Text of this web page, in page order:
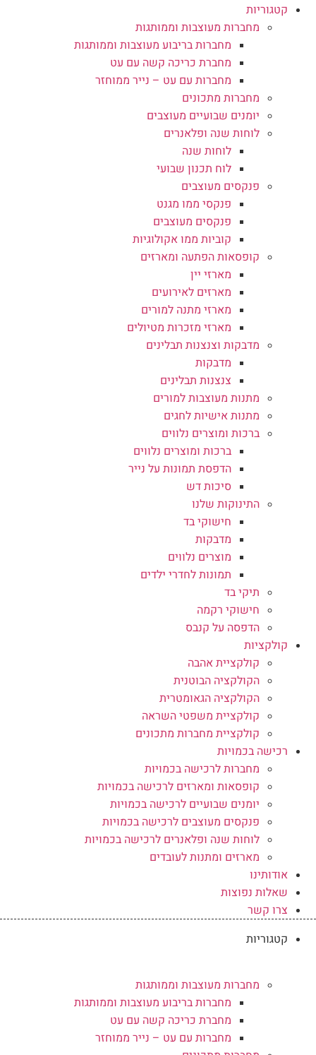
קטגוריות
מחברות מעוצבות וממותגות
מחברות בריבוע מעוצבות וממותגות
מחברת כריכה קשה עם עט
מחברות עם עט – נייר ממוחזר
מחברות מתכונים
יומנים שבועיים מעוצבים
לוחות שנה ופלאנרים
לוחות שנה
לוח תכנון שבועי
פנקסים מעוצבים
פנקסי ממו מגנט
פנקסים מעוצבים
קוביות ממו אקולוגיות
קופסאות הפתעה ומארזים
מארזי יין
מארזים לאירועים
מארזי מתנה למורים
מארזי מזכרות מטיולים
מדבקות וצנצנות תבלינים
מדבקות
צנצנות תבלינים
מתנות מעוצבות למורים
מתנות אישיות לחגים
ברכות ומוצרים נלווים
ברכות ומוצרים נלווים
הדפסת תמונות על נייר
סיכות דש
התינוקות שלנו
חישוקי בד
מדבקות
מוצרים נלווים
תמונות לחדרי ילדים
תיקי בד
חישוקי רקמה
הדפסה על קנבס
קולקציות
קולקציית אהבה
הקולקציה הבוטנית
הקולקציה הגאומטרית
קולקציית משפטי השראה
קולקציית מחברות מתכונים
רכישה בכמויות
מחברות לרכישה בכמויות
קופסאות ומארזים לרכישה בכמויות
יומנים שבועיים לרכישה בכמויות
פנקסים מעוצבים לרכישה בכמויות
לוחות שנה ופלאנרים לרכישה בכמויות
מארזים ומתנות לעובדים
אודותינו
שאלות נפוצות
צרו קשר
קטגוריות
מחברות מעוצבות וממותגות
מחברות בריבוע מעוצבות וממותגות
מחברת כריכה קשה עם עט
מחברות עם עט – נייר ממוחזר